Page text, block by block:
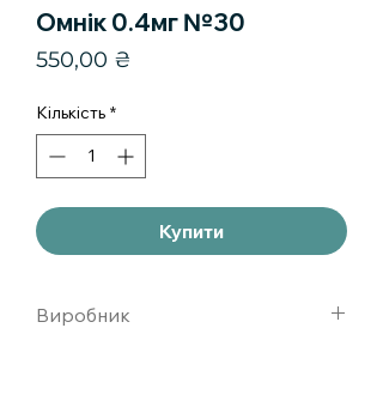
Омнік 0.4мг №30
550,00 ₴
Кількість *
Купити
Виробник